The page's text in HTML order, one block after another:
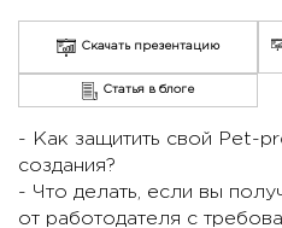
Скачать презентацию
Статья в блоге
- Как защитить свой Pet-
создания?
- Что делать, если вы
от работодателя с